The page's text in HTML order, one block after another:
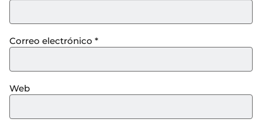
Correo electrónico *
Web